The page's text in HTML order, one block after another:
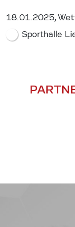
18.01.2025,
Sporthalle